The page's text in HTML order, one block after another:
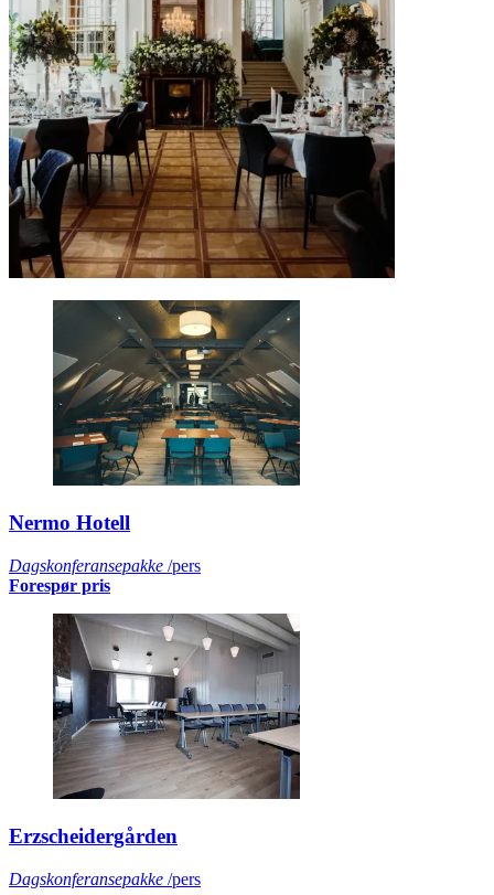
Nermo Hotell
Dagskonferansepakke /pers
Forespør pris
Erzscheidergården
Dagskonferansepakke /pers